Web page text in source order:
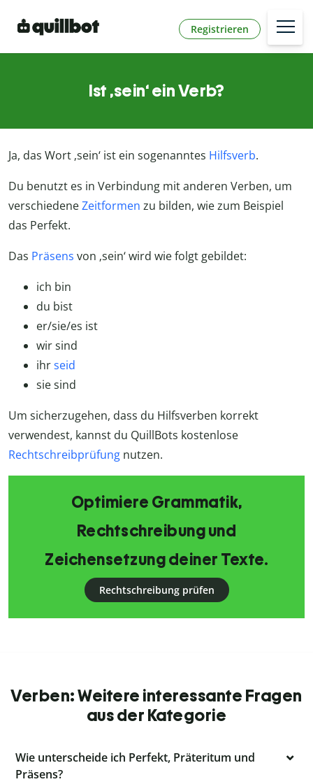
Registrieren
Ist ‚sein‘ ein Verb?
Ja, das Wort ‚sein‘ ist ein sogenanntes Hilfsverb.
Du benutzt es in Verbindung mit anderen Verben, um
verschiedeneZeitformen zu bilden, wie zum Beispiel
das Perfekt.
Das Präsens von ‚sein‘ wird wie folgt gebildet:
ich bin
du bist
er/sie/es ist
wir sind
ihrseid
sie sind
Um sicherzugehen, dass du Hilfsverben korrekt
verwendest, kannst du QuillBots kostenlose
Rechtschreibprüfung nutzen.
Optimiere Grammatik,
Rechtschreibung und
Zeichensetzung deiner Texte.
Rechtschreibung prüfen
Verben: Weitere interessante Fragen
aus der Kategorie
Wie unterscheide ich Perfekt, Präteritum und
Präsens?